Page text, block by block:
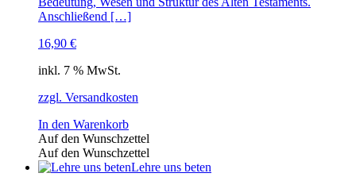
Anschließend […]
16,90 €
inkl. 7 % MwSt.
zzgl. Versandkosten
In den Warenkorb
Auf den Wunschzettel
Auf den Wunschzettel
Lehre uns beten